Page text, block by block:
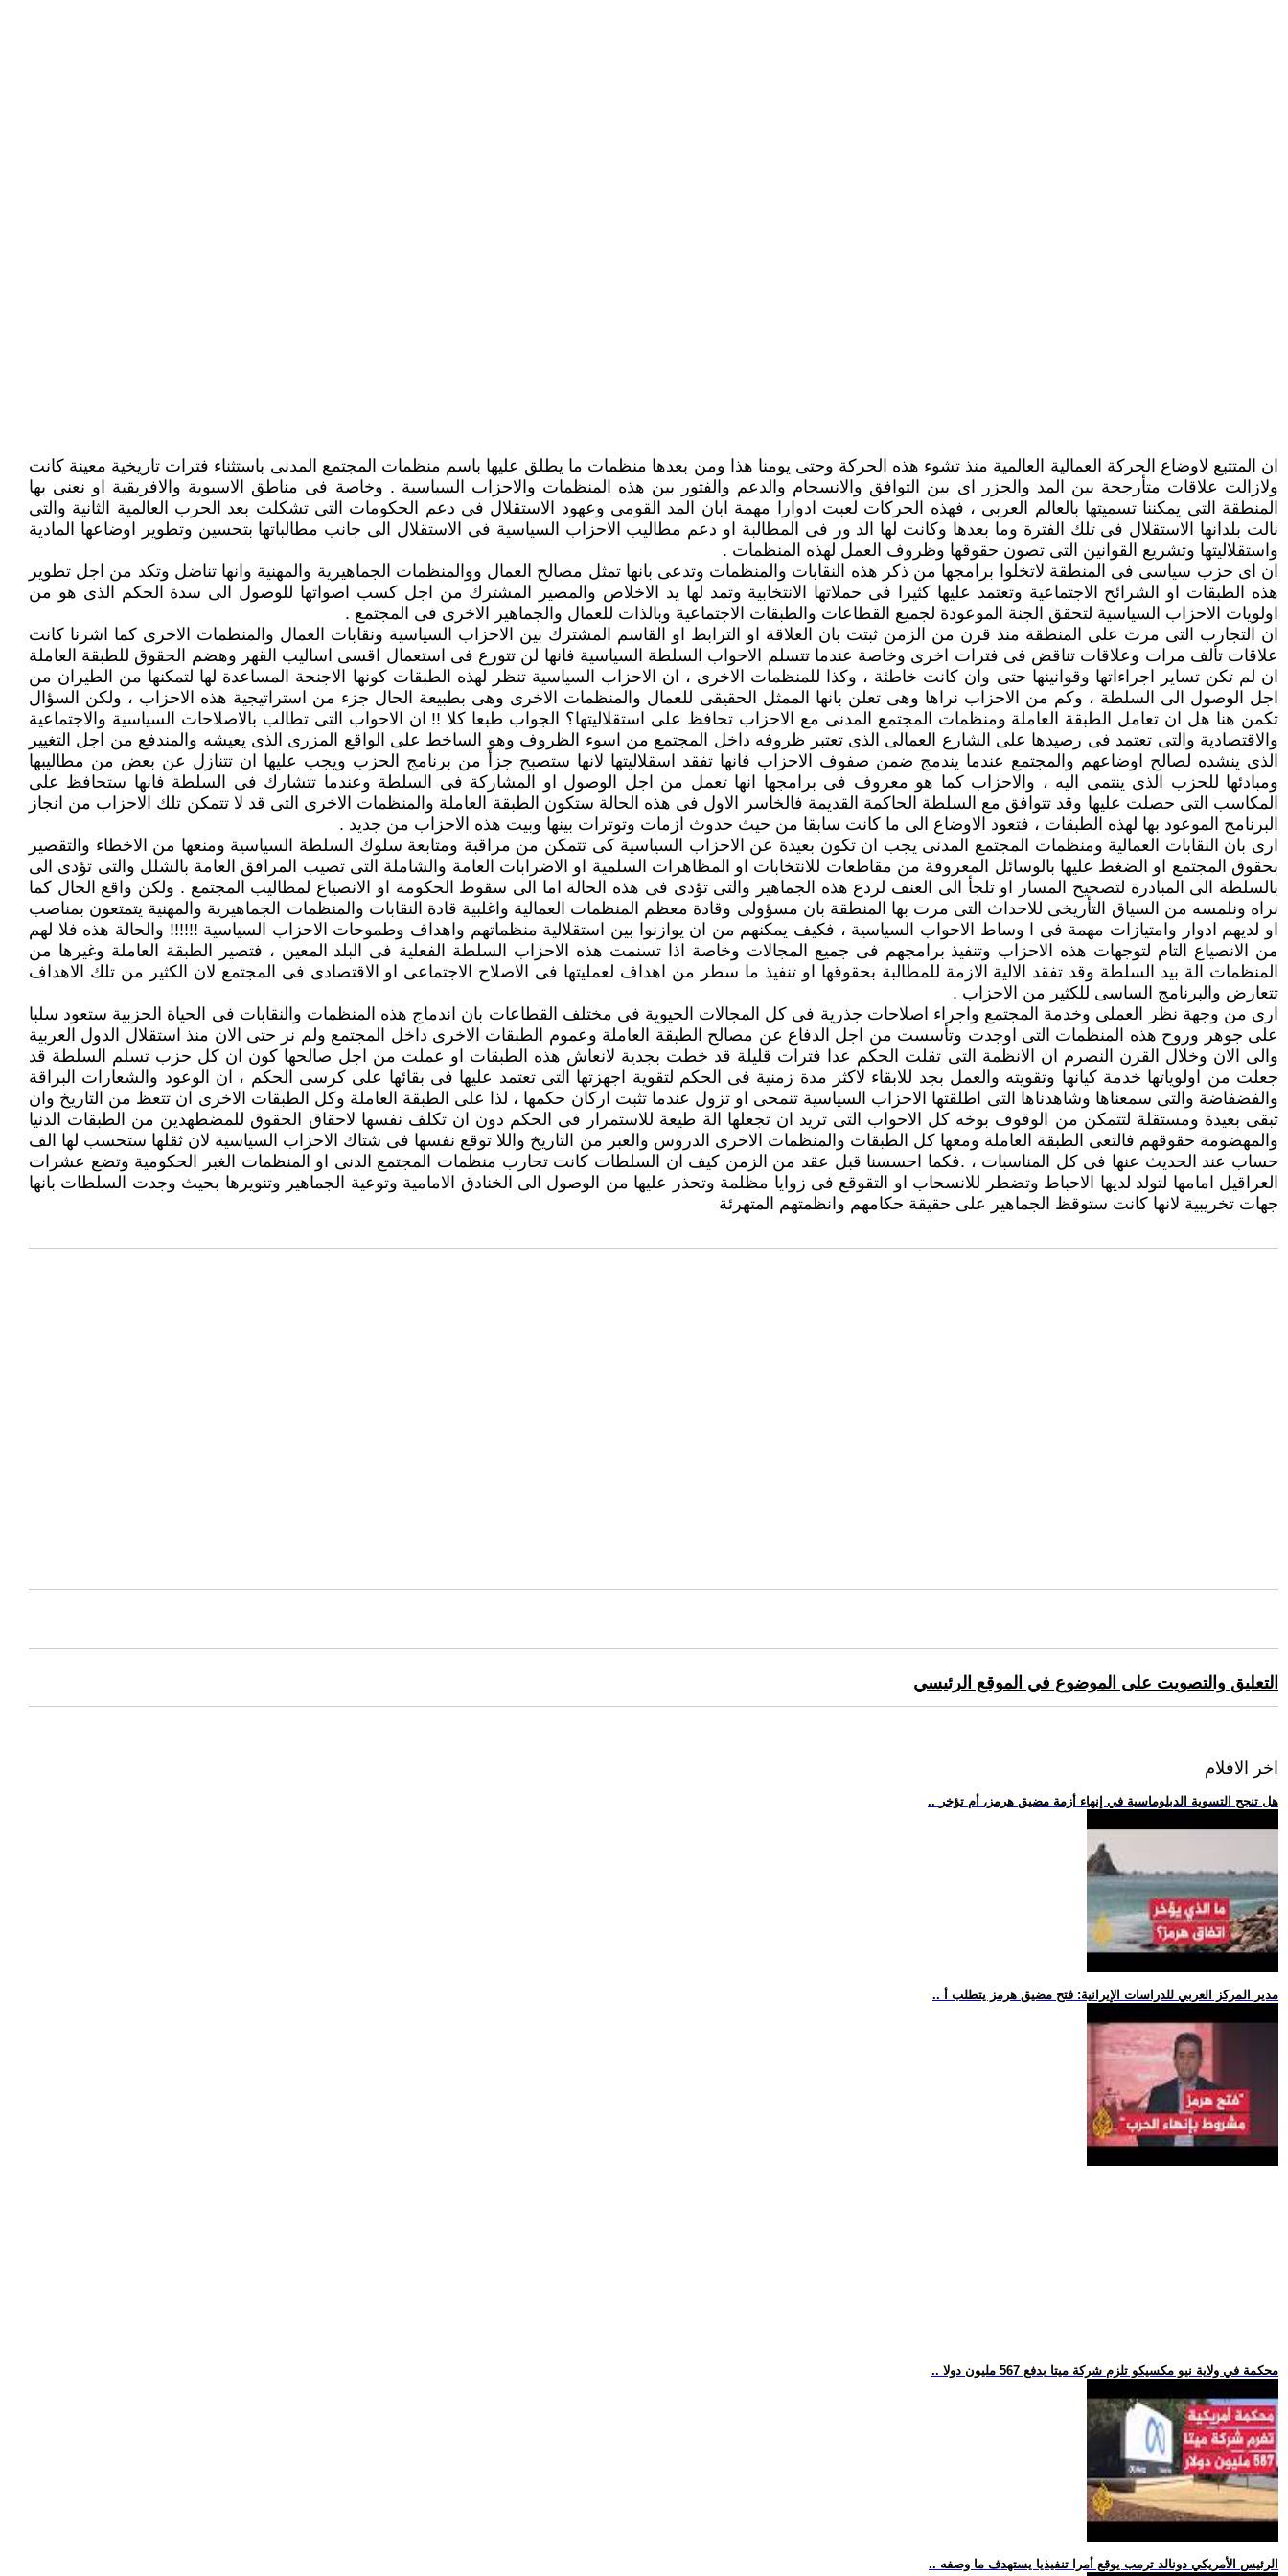
ان المتتبع لاوضاع الحركة العمالية العالمية منذ تشوء هذه الحركة وحتى يومنا هذا ومن بعدها منظمات ما يطلق عليها باسم منظمات المجتمع المدنى باستثناء فترات تاريخية معينة كانت
ولازالت علاقات متأرجحة بين المد والجزر اى بين التوافق والانسجام والدعم والفتور بين هذه المنظمات والاحزاب السياسية . وخاصة فى مناطق الاسيوية والافريقية او نعنى بها
المنطقة التى يمكننا تسميتها بالعالم العربى ، فهذه الحركات لعبت ادوارا مهمة ابان المد القومى وعهود الاستقلال فى دعم الحكومات التى تشكلت بعد الحرب العالمية الثانية والتى
نالت بلدانها الاستقلال فى تلك الفترة وما بعدها وكانت لها الد ور فى المطالبة او دعم مطاليب الاحزاب السياسية فى الاستقلال الى جانب مطالباتها بتحسين وتطوير اوضاعها المادية
واستقلاليتها وتشريع القوانين التى تصون حقوقها وظروف العمل لهذه المنظمات .
ان اى حزب سياسى فى المنطقة لاتخلوا برامجها من ذكر هذه النقابات والمنظمات وتدعى بانها تمثل مصالح العمال ووالمنظمات الجماهيرية والمهنية وانها تناضل وتكد من اجل تطوير
هذه الطبقات او الشرائح الاجتماعية وتعتمد عليها كثيرا فى حملاتها الانتخابية وتمد لها يد الاخلاص والمصير المشترك من اجل كسب اصواتها للوصول الى سدة الحكم الذى هو من
اولويات الاحزاب السياسية لتحقق الجنة الموعودة لجميع القطاعات والطبقات الاجتماعية وبالذات للعمال والجماهير الاخرى فى المجتمع .
ان التجارب التى مرت على المنطقة منذ قرن من الزمن ثبتت بان العلاقة او الترابط او القاسم المشترك بين الاحزاب السياسية ونقابات العمال والمنطمات الاخرى كما اشرنا كانت
علاقات تألف مرات وعلاقات تناقض فى فترات اخرى وخاصة عندما تتسلم الاحواب السلطة السياسية فانها لن تتورع فى استعمال اقسى اساليب القهر وهضم الحقوق للطبقة العاملة
ان لم تكن تساير اجراءاتها وقوانينها حتى وان كانت خاطئة ، وكذا للمنظمات الاخرى ، ان الاحزاب السياسية تنظر لهذه الطبقات كونها الاجنحة المساعدة لها لتمكنها من الطيران من
اجل الوصول الى السلطة ، وكم من الاحزاب نراها وهى تعلن بانها الممثل الحقيقى للعمال والمنظمات الاخرى وهى بطبيعة الحال جزء من استراتيجية هذه الاحزاب ، ولكن السؤال
تكمن هنا هل ان تعامل الطبقة العاملة ومنظمات المجتمع المدنى مع الاحزاب تحافظ على استقلاليتها؟ الجواب طبعا كلا !! ان الاحواب التى تطالب بالاصلاحات السياسية والاجتماعية
والاقتصادية والتى تعتمد فى رصيدها على الشارع العمالى الذى تعتبر ظروفه داخل المجتمع من اسوء الظروف وهو الساخط على الواقع المزرى الذى يعيشه والمندفع من اجل التغيير
الذى ينشده لصالح اوضاعهم والمجتمع عندما يندمج ضمن صفوف الاحزاب فانها تفقد اسقلاليتها لانها ستصبح جزأ من برنامج الحزب ويجب عليها ان تتنازل عن بعض من مطاليبها
ومبادئها للحزب الذى ينتمى اليه ، والاحزاب كما هو معروف فى برامجها انها تعمل من اجل الوصول او المشاركة فى السلطة وعندما تتشارك فى السلطة فانها ستحافظ على
المكاسب التى حصلت عليها وقد تتوافق مع السلطة الحاكمة القديمة فالخاسر الاول فى هذه الحالة ستكون الطبقة العاملة والمنظمات الاخرى التى قد لا تتمكن تلك الاحزاب من انجاز
البرنامج الموعود بها لهذه الطبقات ، فتعود الاوضاع الى ما كانت سابقا من حيث حدوث ازمات وتوترات بينها وبيت هذه الاحزاب من جديد .
ارى بان النقابات العمالية ومنظمات المجتمع المدنى يجب ان تكون بعيدة عن الاحزاب السياسية كى تتمكن من مراقبة ومتابعة سلوك السلطة السياسية ومنعها من الاخطاء والتقصير
بحقوق المجتمع او الضغط عليها بالوسائل المعروفة من مقاطعات للانتخابات او المظاهرات السلمية او الاضرابات العامة والشاملة التى تصيب المرافق العامة بالشلل والتى تؤدى الى
بالسلطة الى المبادرة لتصحيح المسار او تلجأ الى العنف لردع هذه الجماهير والتى تؤدى فى هذه الحالة اما الى سقوط الحكومة او الانصياع لمطاليب المجتمع . ولكن واقع الحال كما
نراه ونلمسه من السياق التأريخى للاحداث التى مرت بها المنطقة بان مسؤولى وقادة معظم المنظمات العمالية واغلبية قادة النقابات والمنظمات الجماهيرية والمهنية يتمتعون بمناصب
او لديهم ادوار وامتيازات مهمة فى ا وساط الاحواب السياسية ، فكيف يمكنهم من ان يوازنوا بين استقلالية منظماتهم واهداف وطموحات الاحزاب السياسية !!!!!! والحالة هذه فلا لهم
من الانصياع التام لتوجهات هذه الاحزاب وتنفيذ برامجهم فى جميع المجالات وخاصة اذا تسنمت هذه الاحزاب السلطة الفعلية فى البلد المعين ، فتصير الطبقة العاملة وغيرها من
المنظمات الة بيد السلطة وقد تفقد الالية الازمة للمطالبة بحقوقها او تنفيذ ما سطر من اهداف لعمليتها فى الاصلاح الاجتماعى او الاقتصادى فى المجتمع لان الكثير من تلك الاهداف
تتعارض والبرنامج الساسى للكثير من الاحزاب .
ارى من وجهة نظر العملى وخدمة المجتمع واجراء اصلاحات جذرية فى كل المجالات الحيوية فى مختلف القطاعات بان اندماج هذه المنظمات والنقابات فى الحياة الحزبية ستعود سلبا
على جوهر وروح هذه المنظمات التى اوجدت وتأسست من اجل الدفاع عن مصالح الطبقة العاملة وعموم الطبقات الاخرى داخل المجتمع ولم نر حتى الان منذ استقلال الدول العربية
والى الان وخلال القرن النصرم ان الانظمة التى تقلت الحكم عدا فترات قليلة قد خطت بجدية لانعاش هذه الطبقات او عملت من اجل صالحها كون ان كل حزب تسلم السلطة قد
جعلت من اولوياتها خدمة كيانها وتقويته والعمل بجد للابقاء لاكثر مدة زمنية فى الحكم لتقوية اجهزتها التى تعتمد عليها فى بقائها على كرسى الحكم ، ان الوعود والشعارات البراقة
والفضفاضة والتى سمعناها وشاهدناها التى اطلقتها الاحزاب السياسية تنمحى او تزول عندما تثبت اركان حكمها ، لذا على الطبقة العاملة وكل الطبقات الاخرى ان تتعظ من التاريخ وان
تبقى بعيدة ومستقلة لتتمكن من الوقوف بوخه كل الاحواب التى تريد ان تجعلها الة طيعة للاستمرار فى الحكم دون ان تكلف نفسها لاحقاق الحقوق للمضطهدين من الطبقات الدنيا
والمهضومة حقوقهم فالتعى الطبقة العاملة ومعها كل الطبقات والمنظمات الاخرى الدروس والعبر من التاريخ واللا توقع نفسها فى شتاك الاحزاب السياسية لان ثقلها ستحسب لها الف
حساب عند الحديث عنها فى كل المناسبات ، .فكما احسسنا قبل عقد من الزمن كيف ان السلطات كانت تحارب منظمات المجتمع الدنى او المنظمات الغبر الحكومية وتضع عشرات
العراقيل امامها لتولد لديها الاحباط وتضطر للانسحاب او التقوقع فى زوايا مظلمة وتحذر عليها من الوصول الى الخنادق الامامية وتوعية الجماهير وتنويرها بحيث وجدت السلطات بانها
جهات تخريبية لانها كانت ستوقظ الجماهير على حقيقة حكامهم وانظمتهم المتهرئة
التعليق والتصويت على الموضوع في الموقع الرئيسي
اخر الافلام
.. هل تنجح التسوية الدبلوماسية في إنهاء أزمة مضيق هرمز، أم تؤخر
.. مدير المركز العربي للدراسات الإيرانية: فتح مضيق هرمز يتطلب أ
.. محكمة في ولاية نيو مكسيكو تلزم شركة ميتا بدفع 567 مليون دولا
.. الرئيس الأمريكي دونالد ترمب يوقع أمرا تنفيذيا يستهدف ما وصفه